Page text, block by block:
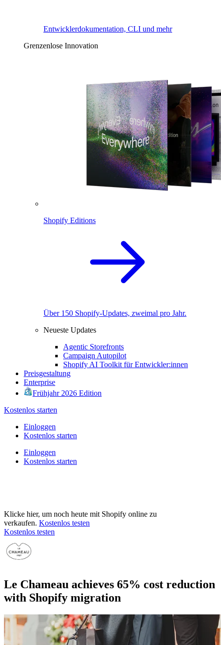
Entwicklerdokumentation, CLI und mehr
Grenzenlose Innovation
Shopify Editions
Über 150 Shopify-Updates, zweimal pro Jahr.
Neueste Updates
Agentic Storefronts
Campaign Autopilot
Shopify AI Toolkit für Entwickler:innen
Preisgestaltung
Enterprise
Frühjahr 2026 Edition
Kostenlos starten
Einloggen
Kostenlos starten
Einloggen
Kostenlos starten
Klicke hier, um noch heute mit Shopify online zu
verkaufen. Kostenlos testen
Kostenlos testen
Le Chameau achieves 65% cost reduction
with Shopify migration